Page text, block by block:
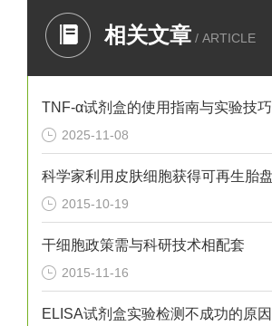
相关文章 / ARTICLE
TNF-α试剂盒的使用指南与实验技巧
2025-11-08
2015-10-19
干细胞政策需与科研技术相配套
2015-11-16
ELISA试剂盒实验检测不成功的原因